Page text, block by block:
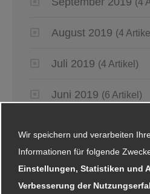
(4
August 2019 (4
Juli 2019 (4 Artikel)
Juni 2019 (6 Artikel)
April 2019 (4 Artikel)
März 2019 (6 Artikel)
Wir speichern und verarbeiten
Informationen für folgende
Einstellungen, Statistiken und
Verbesserung der